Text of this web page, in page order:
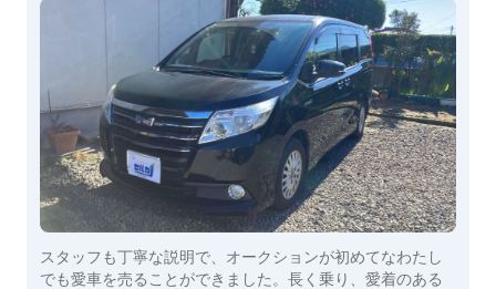
スタッフも丁寧な説明で、オークションが初めてなわたし
でも愛車を売ることができました。長く乗り、愛着のある